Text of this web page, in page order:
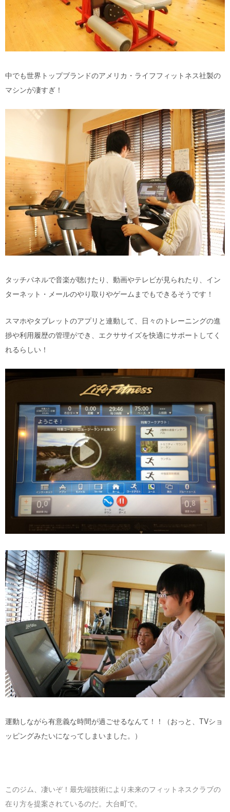
中でも世界トップブランドのアメリカ・ライフフィットネス社製の
マシンが凄すぎ！
タッチパネルで音楽が聴けたり、動画やテレビが見られたり、イン
ターネット・メールのやり取りやゲームまでもできるそうです！
スマホやタブレットのアプリと連動して、日々のトレーニングの進
捗や利用履歴の管理ができ、エクササイズを快適にサポートしてく
れるらしい！
運動しながら有意義な時間が過ごせるなんて！！（おっと、TVショ
ッピングみたいになってしまいました。）
このジム、凄いぞ！最先端技術により未来のフィットネスクラブの
在り方を提案されているのだ。大台町で。